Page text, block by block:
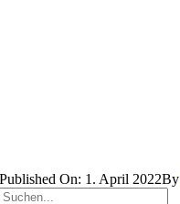
Published On: 1. April 2022By